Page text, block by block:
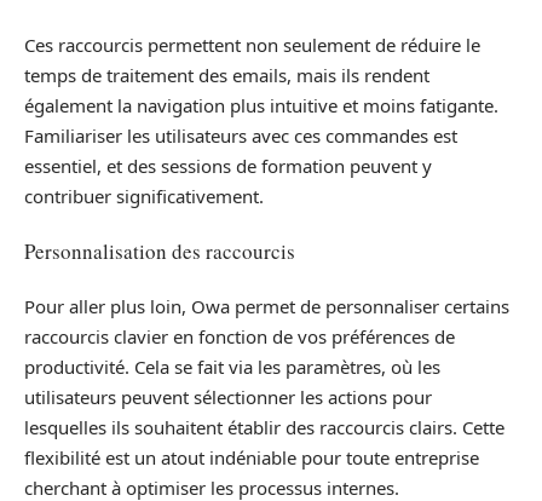
Ces raccourcis permettent non seulement de réduire le
temps de traitement des emails, mais ils rendent
également la navigation plus intuitive et moins fatigante.
Familiariser les utilisateurs avec ces commandes est
essentiel, et des sessions de formation peuvent y
contribuer significativement.
Personnalisation des raccourcis
Pour aller plus loin, Owa permet de personnaliser certains
raccourcis clavier en fonction de vos préférences de
productivité. Cela se fait via les paramètres, où les
utilisateurs peuvent sélectionner les actions pour
lesquelles ils souhaitent établir des raccourcis clairs. Cette
flexibilité est un atout indéniable pour toute entreprise
cherchant à optimiser les processus internes.